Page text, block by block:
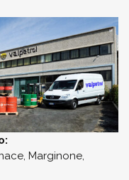
Marginone,